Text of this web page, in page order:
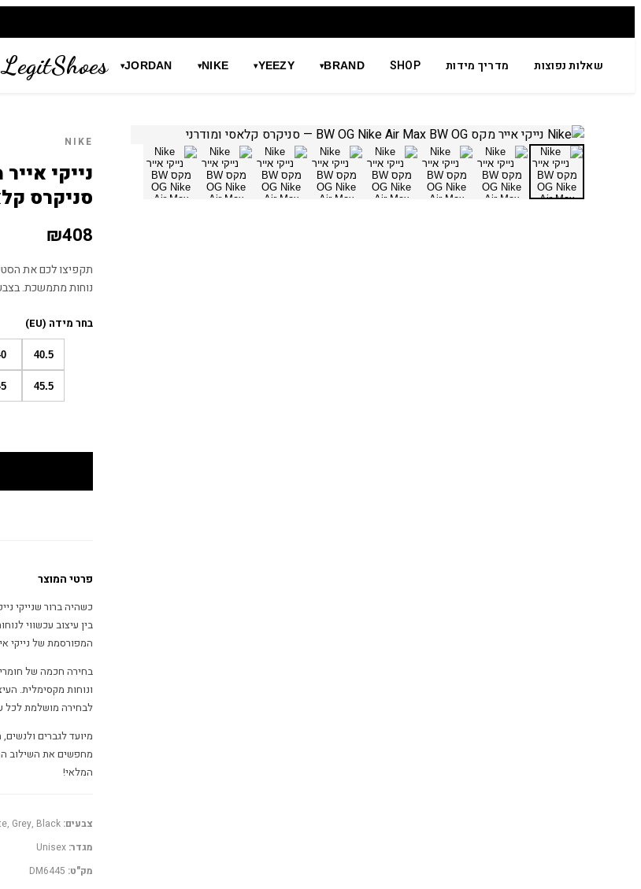
JORDAN
▾ NIKE
▾ YEEZY
▾ BRAND
▾ SHOP מדריך מידות שאלות נפוצות LegitShoes
NIKE
סניקרס
₪408
נוחות מתמשכת.
בחר מידה (EU)
40.5
45.5
פרטי המוצר
בין עיצוב עכשווי
המפורסמת של נייקי
בחירה חכמה של
לבחירה מושלמת לכל
מיועד לגברים
מחפשים את השילוב
המלאי!
צבעים: Grey, Black
מגדר: Unisex
מק"ט: DM6445